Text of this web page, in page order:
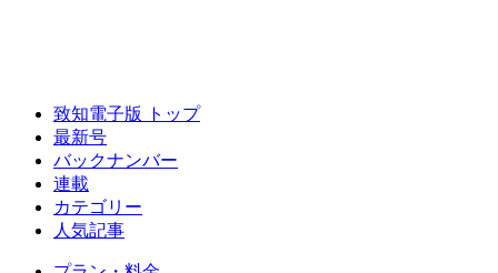
致知電子版 トップ
最新号
バックナンバー
連載
カテゴリー
人気記事